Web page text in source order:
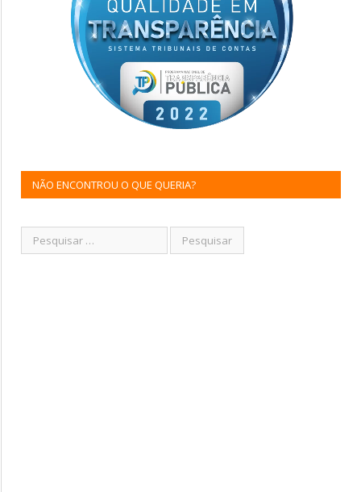
NÃO ENCONTROU O QUE QUERIA?